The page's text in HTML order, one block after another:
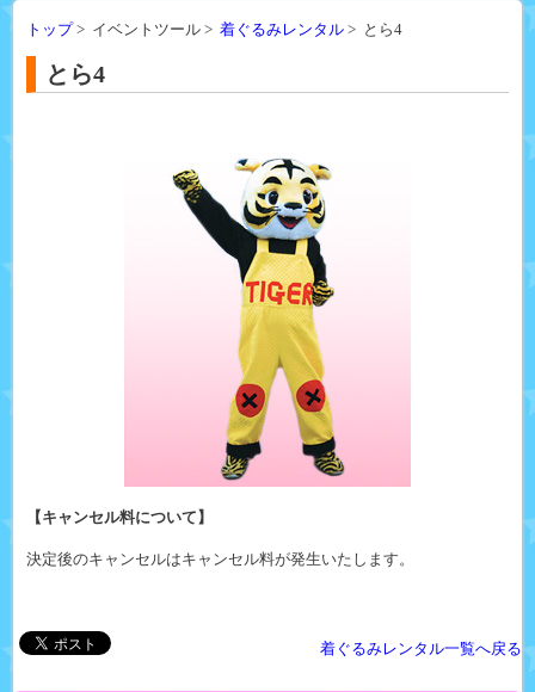
トップ> イベントツール > 着ぐるみレンタル> とら4
とら4
【キャンセル料について】
決定後のキャンセルはキャンセル料が発生いたします。
着ぐるみレンタル一覧へ戻る